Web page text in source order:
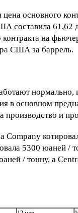
основного
составила 61,62
контракта на
США за баррель.
нормально,
в основном
производство и
Company
5300 юаней /
/ тонну, а